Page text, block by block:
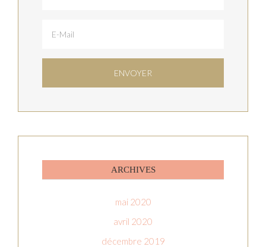
ARCHIVES
mai 2020
avril 2020
décembre 2019